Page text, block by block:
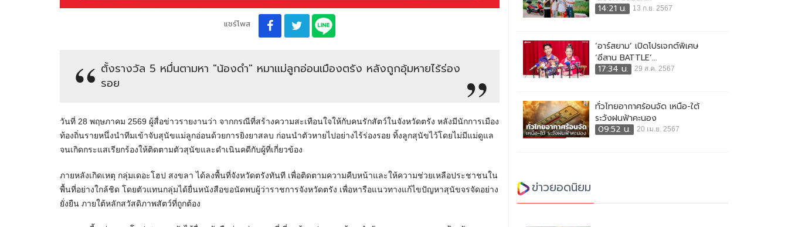
แชร์โพส
ตั้งรางวัล 5 หมื่นตามหา "น้องดำ" หมาแม่ลูกอ่อนเมืองตรัง หลังถูกอุ้มหายไร้ร่อง
รอย
วันที่ 28 พฤษภาคม 2569 ผู้สื่อข่าวรายงานว่า จากกรณีที่สร้างความสะเทือนใจให้กับคนรักสัตว์ในจังหวัดตรัง หลังมีนักการเมือง
ท้องถิ่นรายหนึ่งนำทีมเข้าจับสุนัขแม่ลูกอ่อนด้วยการยิงยาสลบ ก่อนนำตัวหายไปอย่างไร้ร่องรอย ทิ้งลูกสุนัขไว้โดยไม่มีแม่ดูแล
จนเกิดกระแสเรียกร้องให้ติดตามตัวสุนัขและดำเนินคดีกับผู้ที่เกี่ยวข้อง
ภายหลังเกิดเหตุ กลุ่มเดอะโฮป สงขลา ได้ลงพื้นที่จังหวัดตรังทันที เพื่อติดตามความคืบหน้าและให้ความช่วยเหลือประชาชนใน
พื้นที่อย่างใกล้ชิด โดยตัวแทนกลุ่มได้ยื่นหนังสือขอนัดพบผู้ว่าราชการจังหวัดตรัง เพื่อหารือแนวทางแก้ไขปัญหาสุนัขจรจัดอย่าง
ยั่งยืน ภายใต้หลักสวัสดิภาพสัตว์ที่ถูกต้อง
14:21 น.
13 ก.ย. 2567
‘อาร์สยาม’ เปิดโปรเจกต์พิเศษ
‘อีสาน BATTLE’...
17:34 น.
29 ส.ค. 2567
ทั่วไทยอากาศร้อนจัด เหนือ-ใต้
ระวังฝนฟ้าคะนอง
09:52 น.
20 เม.ย. 2567
ข่าวยอดนิยม